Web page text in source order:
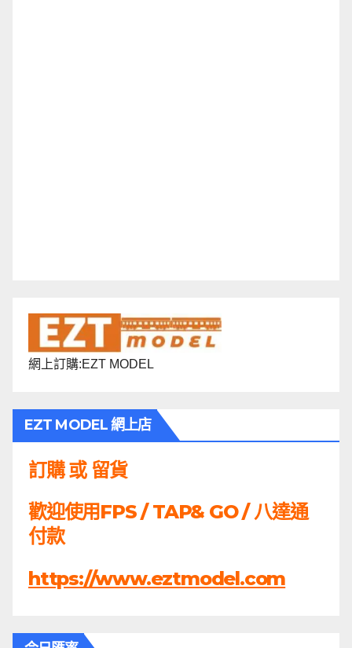
網上訂購:EZT MODEL
EZT MODEL 網上店
訂購 或 留貨
歡迎使用FPS / TAP& GO / 八達通
付款
https://www.eztmodel.com